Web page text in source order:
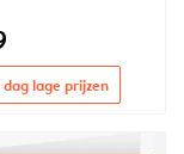
dag lage prijzen